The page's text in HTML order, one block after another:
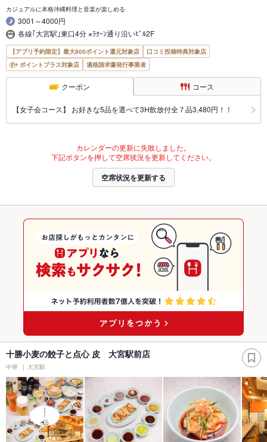
カジュアルに本格沖縄料理と音楽が楽しめる
3001～4000円
各線｢大宮駅｣東口4分 ※ﾗｸｰﾝ通り沿いﾋﾞﾙ2F
【アプリ予約限定】最大800ポイント還元対象店
口コミ投稿特典対象店
ポイントプラス対象店
適格請求書発行事業者
クーポン コース
【女子会コース】 お好きな5品を選べて3H飲放付全７品3,480円！！
カレンダーの更新に失敗しました。
下記ボタンを押して空席状況を更新してください。
空席状況を更新する
十勝小麦の餃子と点心 皮 大宮駅前店
中華 大宮駅